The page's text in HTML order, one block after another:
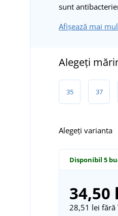
sunt
Afișează mai
Alegeți
35 37
Alegeți varianta
Disponibil 5
34,50
28,51 lei fără